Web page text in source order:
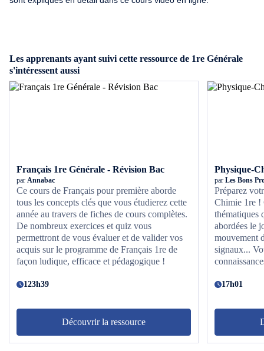
Les apprenants ayant suivi cette ressource de 1re Générale
s'intéressent aussi
Français 1re Générale - Révision Bac
par Annabac
Ce cours de Français pour première aborde
tous les concepts clés que vous étudierez cette
année au travers de fiches de cours complètes.
De nombreux exercices et quiz vous
permettront de vous évaluer et de valider vos
acquis sur le programme de Français 1re de
façon ludique, efficace et pédagogique !
123h39
Découvrir la ressource
Physique-
par Les Bons
Préparez
Chimie 1re !
thématiques
abordées le
mouvement
signaux...
17h01